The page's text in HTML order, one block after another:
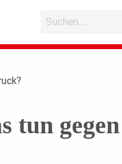
tun gegen